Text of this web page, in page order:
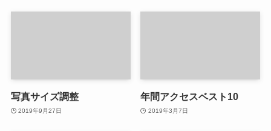
写真サイズ調整
2019年9月27日
年間アクセスベスト10
2019年3月7日